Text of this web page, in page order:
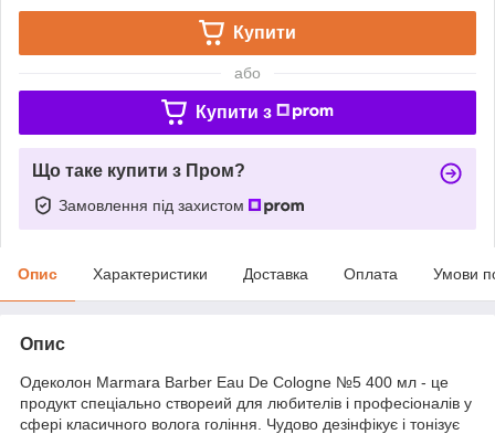
Купити
або
Купити з
Що таке купити з Пром?
Замовлення під захистом
Опис Характеристики Доставка Оплата Умови
Опис
Одеколон Marmara Barber Eau De Cologne №5 400 мл - це
продукт спеціально створеий для любителів і професіоналів у
сфері класичного волога гоління. Чудово дезінфікує і тонізує